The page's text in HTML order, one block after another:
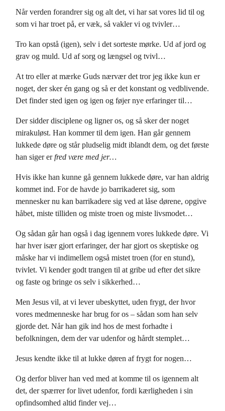
Når verden forandrer sig og alt det, vi har sat vores lid til og
som vi har troet på, er væk, så vakler vi og tvivler…
Tro kan opstå (igen), selv i det sorteste mørke. Ud af jord og
grav og muld. Ud af sorg og længsel og tvivl…
At tro eller at mærke Guds nærvær det tror jeg ikke kun er
noget, der sker én gang og så er det konstant og vedblivende.
Det finder sted igen og igen og føjer nye erfaringer til…
Der sidder disciplene og ligner os, og så sker der noget
mirakuløst. Han kommer til dem igen. Han går gennem
lukkede døre og står pludselig midt iblandt dem, og det første
han siger erfred være med jer…
Hvis ikke han kunne gå gennem lukkede døre, var han aldrig
kommet ind. For de havde jo barrikaderet sig, som
mennesker nu kan barrikadere sig ved at låse dørene, opgive
håbet, miste tilliden og miste troen og miste livsmodet…
Og sådan går han også i dag igennem vores lukkede døre. Vi
har hver især gjort erfaringer, der har gjort os skeptiske og
måske har vi indimellem også mistet troen (for en stund),
tvivlet. Vi kender godt trangen til at gribe ud efter det sikre
og faste og bringe os selv i sikkerhed…
Men Jesus vil, at vi lever ubeskyttet, uden frygt, der hvor
vores medmenneske har brug for os – sådan som han selv
gjorde det. Når han gik ind hos de mest forhadte i
befolkningen, dem der var udenfor og hårdt stemplet…
Jesus kendte ikke til at lukke døren af frygt for nogen…
Og derfor bliver han ved med at komme til os igennem alt
det, der spærrer for livet udenfor, fordi kærligheden i sin
opfindsomhed altid finder vej…